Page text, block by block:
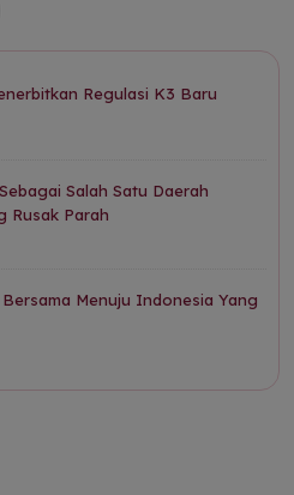
Regulasi K3 Baru
Salah Satu Daerah
Rusak Parah
Menuju Indonesia Yang